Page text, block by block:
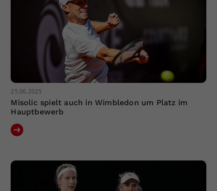
25.06.2025
Misolic spielt auch in Wimbledon um Platz im
Hauptbewerb